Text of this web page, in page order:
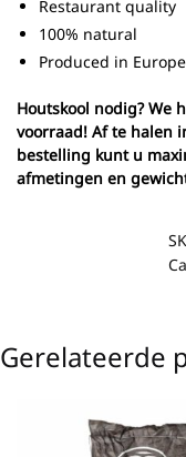
Restaurant quality
100% natural
Produced in Europe
Houtskool nodig? We
voorraad! Af te halen
bestelling kunt u
afmetingen en
Gerelateerde